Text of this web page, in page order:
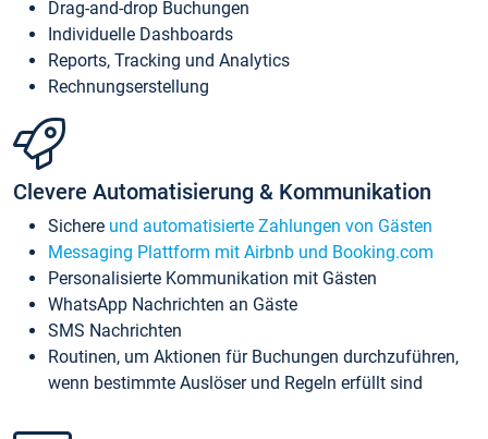
Drag-and-drop Buchungen
Individuelle Dashboards
Reports, Tracking und Analytics
Rechnungserstellung
Clevere Automatisierung & Kommunikation
Sichere und automatisierte Zahlungen von Gästen
Messaging Plattform mit Airbnb und Booking.com
Personalisierte Kommunikation mit Gästen
WhatsApp Nachrichten an Gäste
SMS Nachrichten
Routinen, um Aktionen für Buchungen durchzuführen,
wenn bestimmte Auslöser und Regeln erfüllt sind